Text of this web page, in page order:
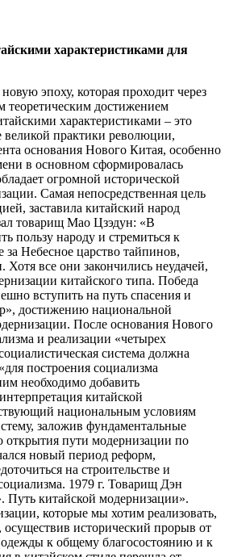
характеристиками для
В отчете о работе 20-го Всекитайского съезда КПК Генеральный секретарь Си Цзиньпин вновь уделил особое внимание вопросу модернизации по китайскому образцу, четко выдвинул теорию модернизации по китайскому образцу, систематически разрабатывал модернизацию по китайскому образцу и создал теоретическую систему модернизации по китайскому образцу. Формирование этой теоретической системы еще более обогащает и совершенствует «Мысли Си Цзиньпина о социализме с китайской спецификой для новой эпохи» и обеспечивает фундаментальное руководство для реализации модернизации по китайскому образцу. (2) Теоретический смысл и сущность модернизации по китайскому образцу Модернизация по китайскому образцу – это социалистическая модернизация, основанная на национальных условиях Китая, с китайскими особенностями, соответствующая китайской действительности и отличающаяся от западной модернизации. Путь модернизации по китайскому образцу – это правильный путь, который соответствует национальным условиям Китая, имеет китайские особенности, был и в конечном итоге сможет привести к модернизации. Теория модернизации по-китайски – это теоретическая система о природе, значении, задачах, целях, путях реализации и стратегических инициативах модернизации по-китайски, а также научное руководство по осуществлению модернизации по-китайски. Генеральный секретарь Си Цзиньпин отметил, что модернизация по-китайски – это социалистическая модернизация под руководством Коммунистической партии Китая (КПК), которая имеет общие черты модернизации во всех странах, но также обладает китайскими особенностями, основанными на собственных национальных условиях. Модернизация в китайском стиле – это модернизация с огромным населением, модернизация для общего процветания всех людей, модернизация, гармонизирующая материальную и духовную цивилизацию, модернизация для гармоничного сосуществования люд